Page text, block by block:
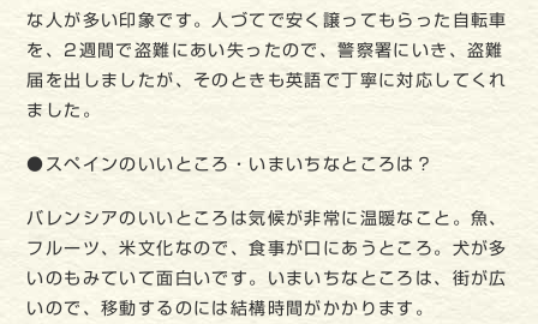
な人が多い印象です。人づてで安く譲ってもらった自転車
を、2週間で盗難にあい失ったので、警察署にいき、盗難
届を出しましたが、そのときも英語で丁寧に対応してくれ
ました。
●スペインのいいところ・いまいちなところは？
バレンシアのいいところは気候が非常に温暖なこと。魚、
フルーツ、米文化なので、食事が口にあうところ。犬が多
いのもみていて面白いです。いまいちなところは、街が広
いので、移動するのには結構時間がかかります。